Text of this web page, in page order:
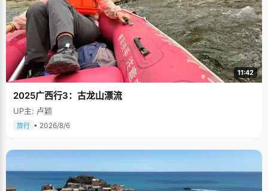
11:42
2025广西行3：古龙山漂流
UP主: 卢颖
旅行 • 2026/8/6